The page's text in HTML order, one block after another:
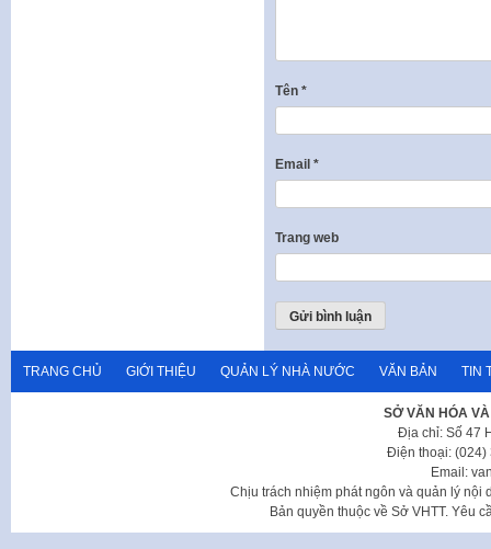
Tên *
Email *
Trang web
TRANG CHỦ GIỚI THIỆU QUẢN LÝ NHÀ NƯỚC VĂN BẢN TIN
SỞ VĂN HÓA
Địa chỉ: Số 47
Điện thoại: (024)
Email:
Chịu trách nhiệm phát ngôn và quản lý nội
Bản quyền thuộc về Sở VHTT. Yêu